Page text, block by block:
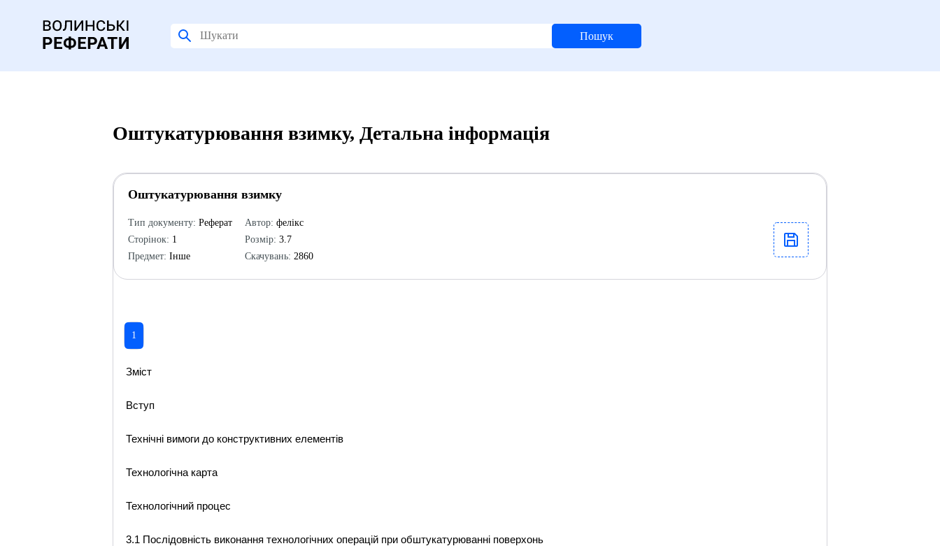
Пошук
Оштукатурювання взимку, Детальна інформація
Оштукатурювання взимку
Тип документу: Реферат
Сторінок: 1
Предмет: Інше
Автор: фелікс
Розмір: 3.7
Скачувань: 2860
1
Зміст
Вступ
Технічні вимоги до конструктивних елементів
Технологічна карта
Технологічний процес
3.1 Послідовність виконання технологічних операцій при обштукатурюванні поверхонь